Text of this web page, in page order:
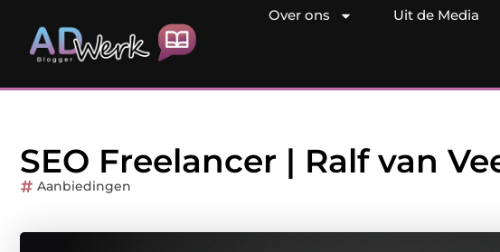
Over ons Uit de Media
SEO Freelancer | Ralf van
Aanbiedingen